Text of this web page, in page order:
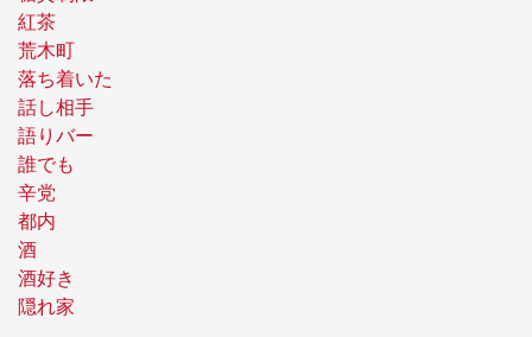
紅茶
荒木町
落ち着いた
話し相手
語りバー
誰でも
辛党
都内
酒
酒好き
隠れ家